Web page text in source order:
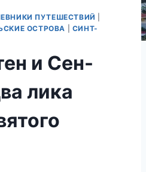
ПУТЕШЕСТВИЙ
ОСТРОВА
СИНТ-
и Сен-
лика